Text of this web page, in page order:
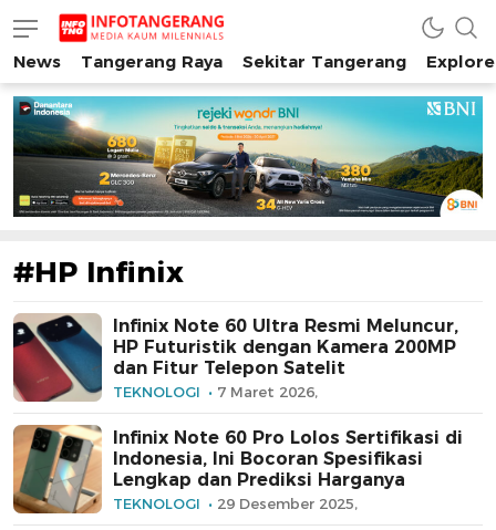
INFO TANGERANG
Media Kaum Millenials Tangerang Raya
News Tangerang Raya Sekitar Tangerang
#HP Infinix
Infinix Note 60 Ultra Resmi Meluncur,
HP Futuristik dengan Kamera 200MP
dan Fitur Telepon Satelit
TEKNOLOGI 7 Maret 2026,
Infinix Note 60 Pro Lolos Sertifikasi di
Indonesia, Ini Bocoran Spesifikasi
Lengkap dan Prediksi Harganya
TEKNOLOGI 29 Desember 2025,